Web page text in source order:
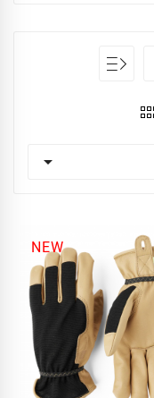

NEW